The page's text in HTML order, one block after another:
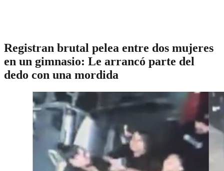
Registran brutal pelea entre dos mujeres
en un gimnasio: Le arrancó parte del
dedo con una mordida